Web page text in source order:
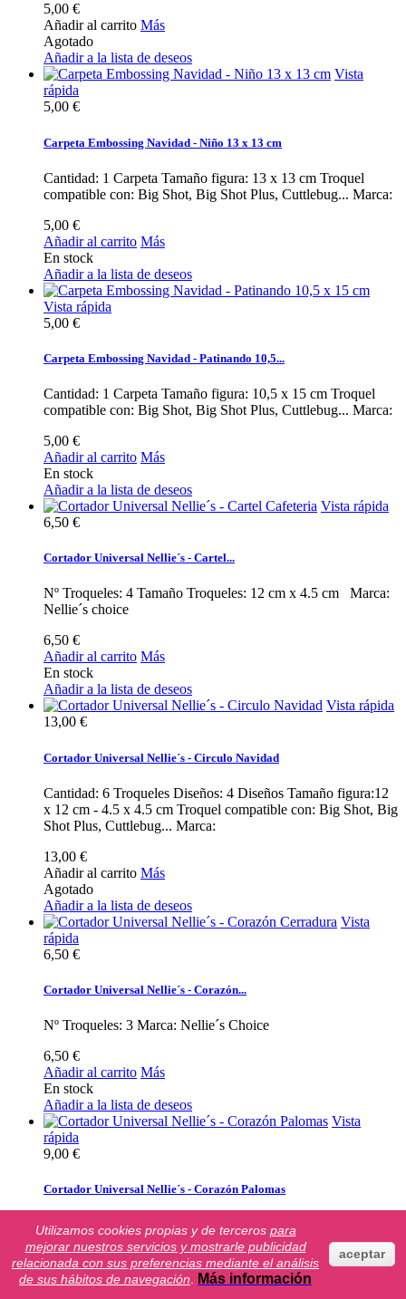
5,00 €
Añadir al carrito Más
Agotado
Añadir a la lista de deseos
Vista
rápida
5,00 €
Carpeta Embossing Navidad - Niño 13 x 13 cm
Cantidad: 1 Carpeta Tamaño figura: 13 x 13 cm Troquel
compatible con: Big Shot, Big Shot Plus, Cuttlebug... Marca:
5,00 €
Añadir al carrito Más
En stock
Añadir a la lista de deseos
Vista rápida
5,00 €
Carpeta Embossing Navidad - Patinando 10,5...
Cantidad: 1 Carpeta Tamaño figura: 10,5 x 15 cm Troquel
compatible con: Big Shot, Big Shot Plus, Cuttlebug... Marca:
5,00 €
Añadir al carrito Más
En stock
Añadir a la lista de deseos
Vista rápida
6,50 €
Cortador Universal Nellie´s - Cartel...
Nº Troqueles: 4 Tamaño Troqueles: 12 cm x 4.5 cm Marca:
Nellie´s choice
6,50 €
Añadir al carrito Más
En stock
Añadir a la lista de deseos
Vista rápida
13,00 €
Cortador Universal Nellie´s - Circulo Navidad
Cantidad: 6 Troqueles Diseños: 4 Diseños Tamaño figura:12
x 12 cm - 4.5 x 4.5 cm Troquel compatible con: Big Shot, Big
Shot Plus, Cuttlebug... Marca:
13,00 €
Añadir al carrito Más
Agotado
Añadir a la lista de deseos
Vista
rápida
6,50 €
Cortador Universal Nellie´s - Corazón...
Nº Troqueles: 3 Marca: Nellie´s Choice
6,50 €
Añadir al carrito Más
En stock
Añadir a la lista de deseos
Vista
rápida
9,00 €
Cortador Universal Nellie´s - Corazón Palomas
Nº Troqueles: 6 Tamaño Troqueles: 8.5 x 9.5 cm Marca:
Nellie´s choice
9,00 €
Añadir al carrito Más
Utilizamos cookies propias y de terceros para
mejorar nuestros servicios y mostrarle publicidad
relacionada con sus preferencias mediante el análisis
de sus hábitos de navegación
Más información
aceptar